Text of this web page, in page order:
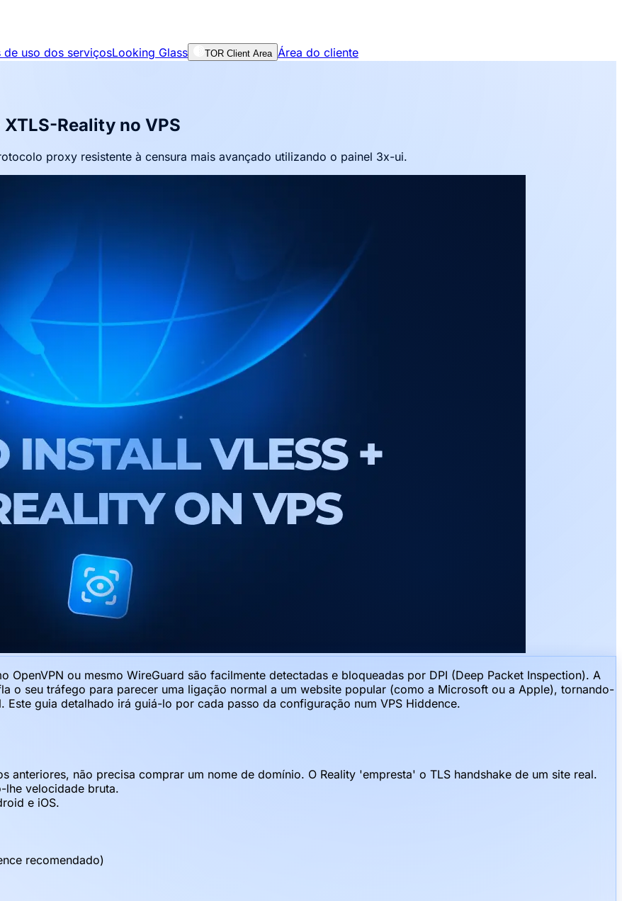
de uso dos serviçosLooking Glass TOR Client Area Área do cliente
Reality no VPS
proxy resistente à censura mais avançado utilizando o painel 3x-ui.
OpenVPN ou mesmo WireGuard são facilmente detectadas e bloqueadas por DPI (Deep Packet Inspection). A
o seu tráfego para parecer uma ligação normal a um website popular (como a Microsoft ou a Apple), tornando-
guia detalhado irá guiá-lo por cada passo da configuração num VPS Hiddence.
anteriores, não precisa comprar um nome de domínio. O Reality 'empresta' o TLS handshake de um site real.
lhe velocidade bruta.
e iOS.
recomendado)